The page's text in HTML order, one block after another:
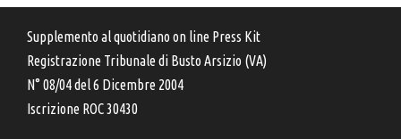
Supplemento al quotidiano on line Press Kit
Registrazione Tribunale di Busto Arsizio (VA)
N° 08/04 del 6 Dicembre 2004
Iscrizione ROC 30430